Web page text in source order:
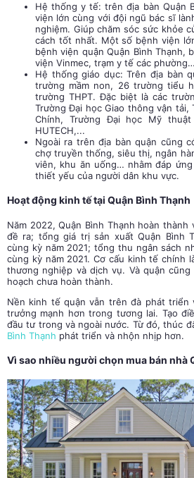
Hệ thống y tế: trên địa bàn Quận
viện lớn cùng với đội ngũ bác sĩ
nghiệm. Giúp chăm sóc sức khỏe
cách tốt nhất. Một số bệnh viện
bệnh viện quận Quận Bình Thạnh,
viện Vinmec, trạm y tế các phường…
Hệ thống giáo dục: Trên địa bàn
trường mầm non, 26 trường tiểu
trường THPT. Đặc biệt là các
Trường Đại học Giao thông vận tải,
Chính, Trường Đại học Mỹ
HUTECH,...
Ngoài ra trên địa bàn quận cũng
chợ truyền thống, siêu thị, ngân
viên, khu ăn uống… nhằm đáp
thiết yếu của người dân khu vực.
Hoạt động kinh tế tại Quận Bình Thạnh
Năm 2022, Quận Bình Thạnh hoàn thành
đề ra; tổng giá trị sản xuất Quận Bình
cùng kỳ năm 2021; tổng thu ngân sách
cùng kỳ năm 2021. Cơ cấu kinh tế chính
thương nghiệp và dịch vụ. Và quận
hoạch chưa hoàn thành.
Nền kinh tế quận vẫn trên đà phát triển
trưởng mạnh hơn trong tương lai. Tạo
đầu tư trong và ngoài nước. Từ đó, thúc
Bình Thạnh phát triển và nhộn nhịp hơn.
Vì sao nhiều người chọn mua bán nhà